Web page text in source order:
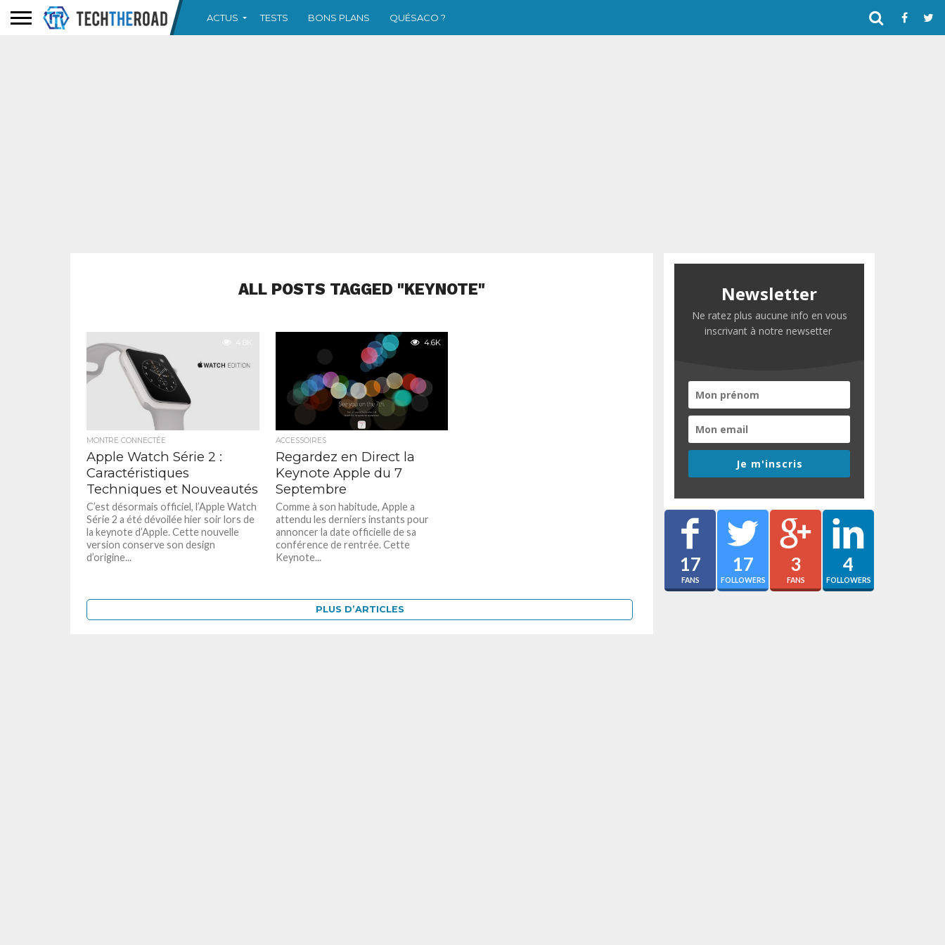
ACTUS TESTS BONS PLANS QUÉSACO ?
ALL POSTS TAGGED "KEYNOTE"
4.8K
MONTRE CONNECTÉE
Apple Watch Série 2 :
Caractéristiques
Techniques et Nouveautés
C’est désormais officiel, l’Apple Watch
Série 2 a été dévoilée hier soir lors de
la keynote d’Apple. Cette nouvelle
version conserve son design
d’origine...
4.6K
ACCESSOIRES
Regardez en Direct la
Keynote Apple du 7
Septembre
Comme à son habitude, Apple a
attendu les derniers instants pour
annoncer la date officielle de sa
conférence de rentrée. Cette
Keynote...
PLUS D’ARTICLES
Newsletter
Ne ratez plus aucune info en vous
inscrivant à notre newsetter
Je m'inscris
17
FANS
17
FOLLOWERS
3
FANS
4
FOLLOWERS